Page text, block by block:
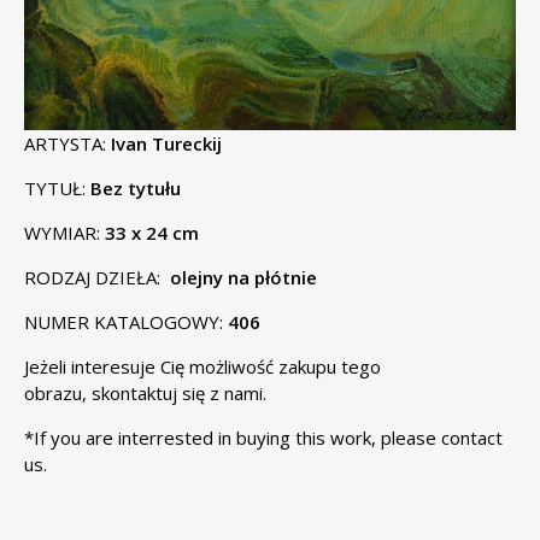
ARTYSTA: Ivan Tureckij
TYTUŁ: Bez tytułu
WYMIAR: 33 x 24 cm
RODZAJ DZIEŁA: olejny na płótnie
NUMER KATALOGOWY: 406
Jeżeli interesuje Cię możliwość zakupu tego
obrazu, skontaktuj się z nami.
*If you are interrested in buying this work, please contact
us.